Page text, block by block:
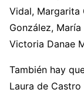
Vidal, Margarita
González,
Victoria Danae
También hay
Laura de